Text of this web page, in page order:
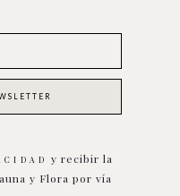
y recibir la
y Flora por vía